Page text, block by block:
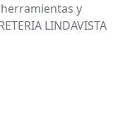
y
LINDAVISTA